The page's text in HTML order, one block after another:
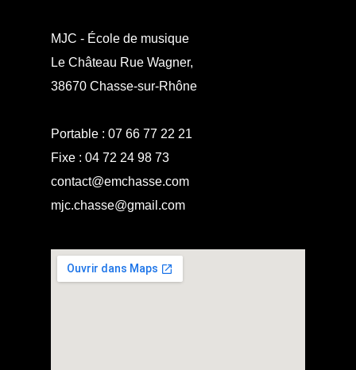
MJC - École de musique
Le Château Rue Wagner,
38670 Chasse-sur-Rhône
Portable : 07 66 77 22 21
Fixe : 04 72 24 98 73
contact@emchasse.com
mjc.chasse@gmail.com